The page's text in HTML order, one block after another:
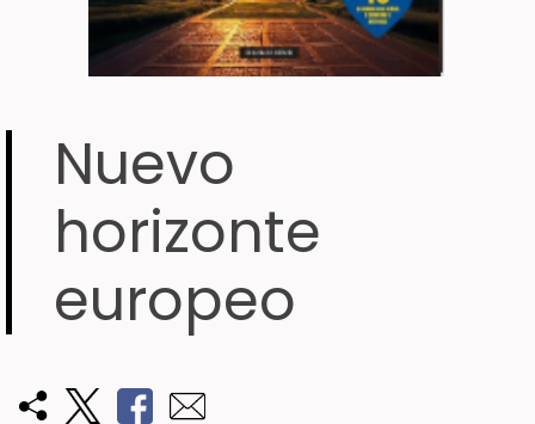
Nuevo
horizonte
europeo